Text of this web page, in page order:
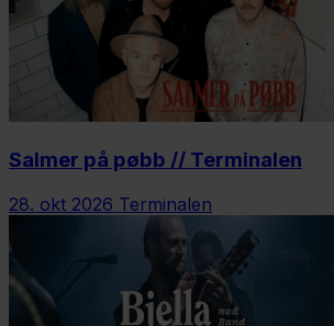
Salmer på pøbb // Terminalen
28. okt 2026 Terminalen